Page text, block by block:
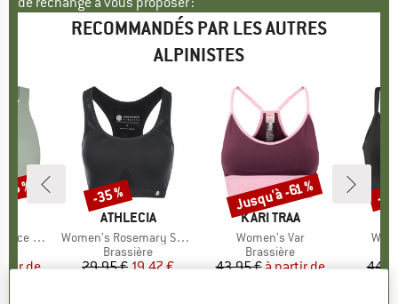
RECOMMANDÉS PAR LES AUTRES
ALPINISTES
Zip
réduit
de
%
MARQUE
ATHLECIA
Article
Women's Rosemary Sports Bra
Product group
Brassière
Prix
29,95 €Prix réduit
19,47 €
Remise
-35 %
MARQUE
KARI TRAA
Article
Women's Var
Product group
Brassière
Prix
43,95 € Prix réduit
à partir de
Remise
Jusqu'à -61 % -